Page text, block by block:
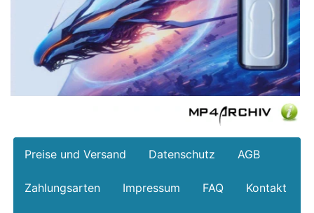
Preise und Versand Datenschutz AGB
Zahlungsarten Impressum FAQ Kontakt